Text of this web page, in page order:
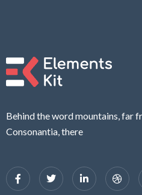
Behind the word mountains, far
Consonantia, there